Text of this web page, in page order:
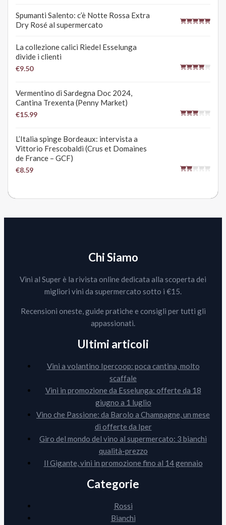
Spumanti Salento: c’è Notte Rossa Extra
Dry Rosé al supermercato
La collezione calici Riedel Esselunga
divide i clienti
€9.50
Vermentino di Sardegna Doc 2024,
Cantina Trexenta (Penny Market)
€15.99
L’Italia spinge Bordeaux: intervista a
Vittorio Frescobaldi (Crus et Domaines
de France – GCF)
€8.59
Chi Siamo
Vini al Super è la rivista online dedicata alla scoperta dei
migliori vini da supermercato sotto i €15.
Recensioni oneste, guide pratiche e consigli per tutti gli
appassionati.
Ultimi articoli
Vini a volantino Ipercoop: poca cantina, molto
scaffale
Vini in promozione da Esselunga: offerte da 18
giugno a 1 luglio
Vino che Passione: da Barolo a Champagne, un mese
di offerte da Iper
Giro del mondo del vino al supermercato: 3 bianchi
qualità-prezzo
Il Gigante, vini in promozione fino al 14 gennaio
Categorie
Rossi
Bianchi